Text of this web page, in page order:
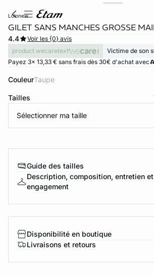
lolonew
GILET SANS MANCHES GROSSE
4.4
Voir les {0} avis
product.wecaretext
Victime de son
Payez 3x 13,33 € sans frais dès 30€ d'achat avec
Couleur taupe
Tailles
Sélectionner ma taille
Guide des tailles
Description, composition, entretien et
engagement
Disponibilité en boutique
Livraisons et retours